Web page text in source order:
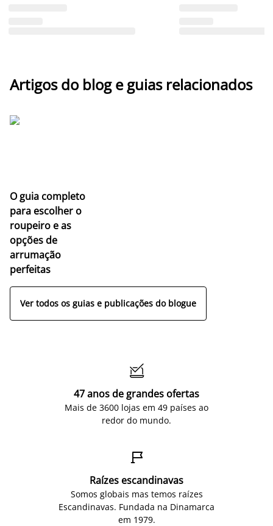
Artigos do blog e guias relacionados
O guia completo
para escolher o
roupeiro e as
opções de
arrumação
perfeitas
Ver todos os guias e publicações do blogue

47 anos de grandes ofertas
Mais de 3600 lojas em 49 países ao
redor do mundo.

Raízes escandinavas
Somos globais mas temos raízes
Escandinavas. Fundada na Dinamarca
em 1979.